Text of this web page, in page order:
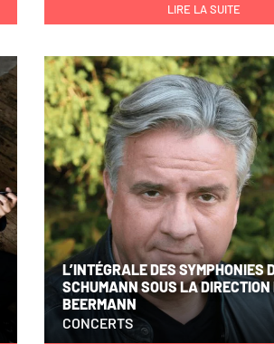
LIRE LA SUITE
L’INTÉGRALE DES SYMPHONIES
SCHUMANN SOUS LA
BEERMANN
CONCERTS